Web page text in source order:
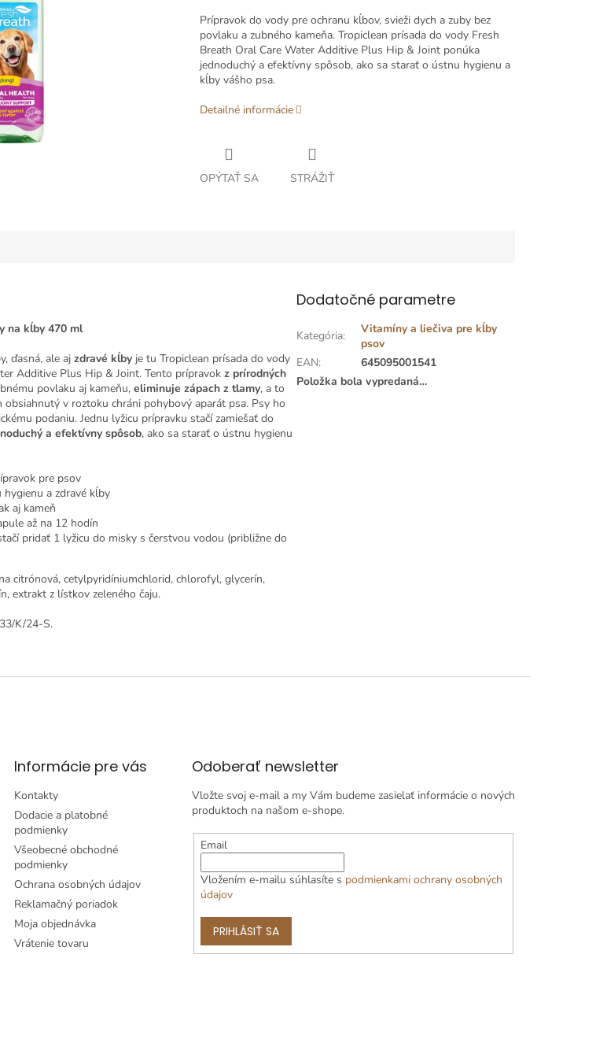
Prípravok do vody pre ochranu kĺbov, svieži dych a zuby bez
povlaku a zubného kameňa. Tropiclean prísada do vody Fresh
Breath Oral Care Water Additive Plus Hip & Joint ponúka
jednoduchý a efektívny spôsob, ako sa starať o ústnu hygienu a
kĺby vášho psa.
Detailné informácie
OPÝTAŤ SA STRÁŽIŤ
na kĺby 470 ml
ďasná, ale aj zdravé kĺby je tu Tropiclean prísada do vody
Additive Plus Hip & Joint. Tento prípravok z prírodných
povlaku aj kameňu, eliminuje zápach z tlamy, a to
obsiahnutý v roztoku chráni pohybový aparát psa. Psy ho
podaniu. Jednu lyžicu prípravku stačí zamiešať do
a efektívny spôsob, ako sa starať o ústnu hygienu
pre psov
a zdravé kĺby
aj kameň
až na 12 hodín
pridať 1 lyžicu do misky s čerstvou vodou (približne do
citrónová, cetylpyridíniumchlorid, chlorofyl, glycerín,
extrakt z lístkov zeleného čaju.
K/24-S.
Dodatočné parametre
Kategória:
Vitamíny a liečiva pre kĺby
psov
EAN:
645095001541
Položka bola vypredaná…
Informácie pre vás
Kontakty
Dodacie a platobné
podmienky
Všeobecné obchodné
podmienky
Ochrana osobných údajov
Reklamačný poriadok
Moja objednávka
Vrátenie tovaru
Odoberať newsletter
Vložte svoj e-mail a my Vám budeme zasielať informácie o nových
produktoch na našom e-shope.
Email
Vložením e-mailu súhlasíte s podmienkami ochrany osobných
údajov
PRIHLÁSIŤ SA